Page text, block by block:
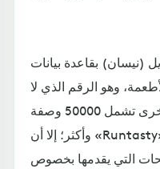
(نيسان) بقاعدة بيانات
من 40 وصفة لأطعمة، وهو الرقم الذي لا
يعتبر كبيرًا مقارنة بتطبيقات أخرى تشمل 50000 وصفة
وأكثر؛ إلا أن «Runtasty» يتميز بسمة جديدة استطاعت
التي يقدمها بخصوص